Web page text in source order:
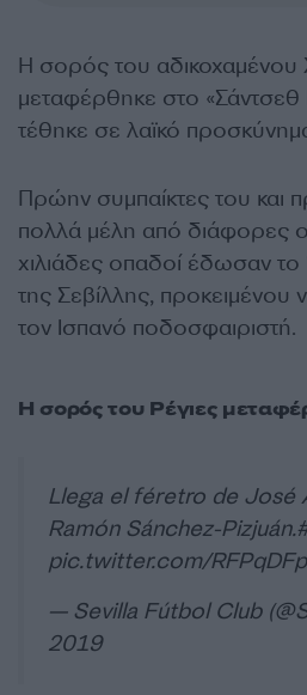
Η σορός του αδικοχαμένου
μεταφέρθηκε στο «Σάντσεθ
τέθηκε σε λαϊκό
Πρώην συμπαίκτες του και
πολλά μέλη από διάφορες
χιλιάδες οπαδοί έδωσαν
της Σεβίλλης, προκειμένου
τον Ισπανό ποδοσφαιριστή.
Η σορός του Ρέγιες
Llega el féretro de José
Ramón Sánchez-Pizjuán.
pic.twitter.com/
— Sevilla Fútbol Club
2019